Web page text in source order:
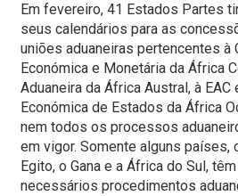
Em fevereiro, 41 Estados Partes
seus calendários para as
uniões aduaneiras pertencentes à
Económica e Monetária da África
Aduaneira da África Austral, à EAC
Económica de Estados da África
nem todos os processos
em vigor. Somente alguns países,
Egito, o Gana e a África do Sul,
necessários procedimentos